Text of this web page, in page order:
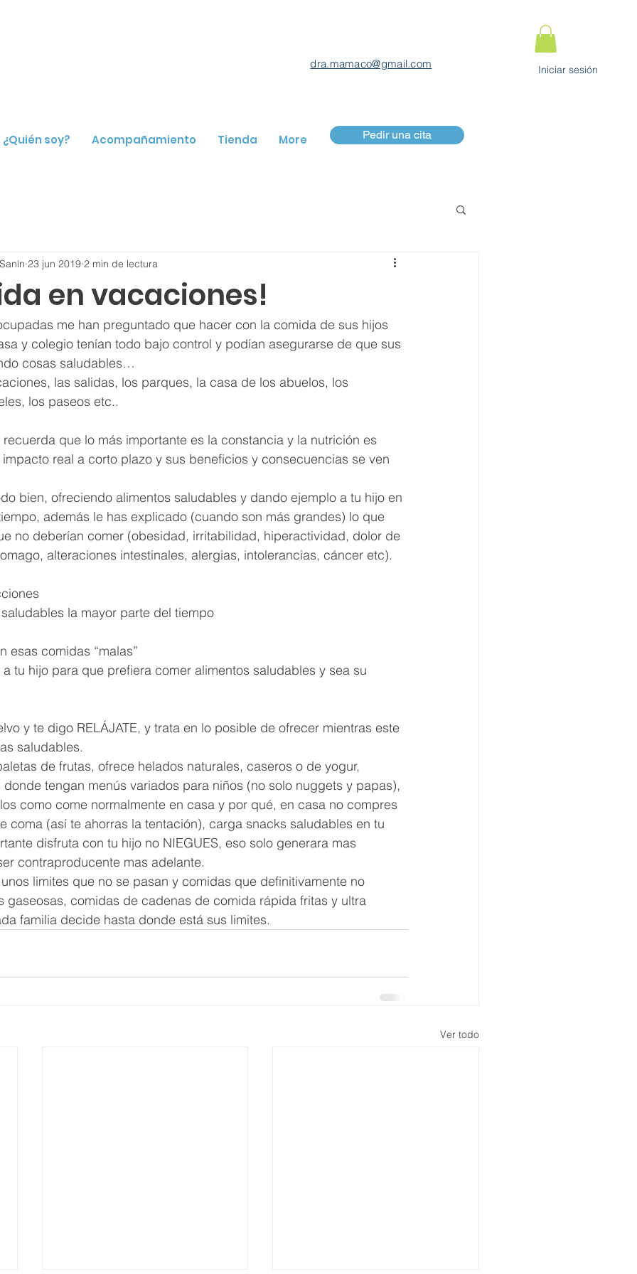
dra.mamaco@gmail.com Iniciar sesión
¿Quién soy? Acompañamiento Tienda More Pedir una cita
en vacaciones!
23 jun 2019 2 min de lectura
me han preguntado que hacer con la comida de sus hijos
y colegio tenían todo bajo control y podían asegurarse de que sus
cosas saludables…
las salidas, los parques, la casa de los abuelos, los
los paseos etc..
que lo más importante es la constancia y la nutrición es
real a corto plazo y sus beneficios y consecuencias se ven
bien, ofreciendo alimentos saludables y dando ejemplo a tu hijo en
además le has explicado (cuando son más grandes) lo que
no deberían comer (obesidad, irritabilidad, hiperactividad, dolor de
alteraciones intestinales, alergias, intolerancias, cáncer etc).
la mayor parte del tiempo
esas comidas “malas”
tu hijo para que prefiera comer alimentos saludables y sea su
y te digo RELÁJATE, y trata en lo posible de ofrecer mientras este
saludables.
de frutas, ofrece helados naturales, caseros o de yogur,
tengan menús variados para niños (no solo nuggets y papas),
como come normalmente en casa y por qué, en casa no compres
coma (así te ahorras la tentación), carga snacks saludables en tu
disfruta con tu hijo no NIEGUES, eso solo generara mas
contraproducente mas adelante.
limites que no se pasan y comidas que definitivamente no
gaseosas, comidas de cadenas de comida rápida fritas y ultra
familia decide hasta donde está sus limites.
Ver todo